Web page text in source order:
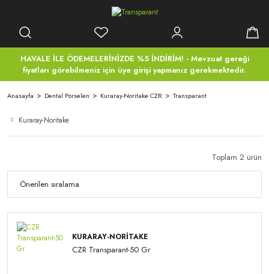
HAVALE İLE ÖDEMELERİNİZDE %5 İNDİRİM! - Mevzuat gereği
fiyatları görebilmeniz için üye girişi yapmanız gerekmektedir.
Anasayfa Dental Porselen Kuraray-Noritake CZR Transparant
Kuraray-Noritake
Toplam 2 ürün
KURARAY-NORITAKE
CZR Transparant-50 Gr